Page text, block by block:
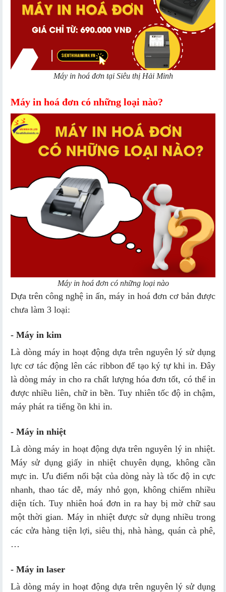
Máy in hoá đơn tại Siêu thị Hải Minh
Máy in hoá đơn có những loại nào?
Máy in hoá đơn có những loại nào
Dựa trên công nghệ in ấn, máy in hoá đơn cơ bản được
chưa làm 3 loại:
- Máy in kim
Là dòng máy in hoạt động dựa trên nguyên lý sử dụng
lực cơ tác động lên các ribbon để tạo ký tự khi in. Đây
là dòng máy in cho ra chất lượng hóa đơn tốt, có thể in
được nhiều liên, chữ in bền. Tuy nhiên tốc độ in chậm,
máy phát ra tiếng ồn khi in.
- Máy in nhiệt
Là dòng máy in hoạt động dựa trên nguyên lý in nhiệt.
Máy sử dụng giấy in nhiệt chuyên dụng, không cần
mực in. Ưu điểm nổi bật của dòng này là tốc độ in cực
nhanh, thao tác dễ, máy nhỏ gọn, không chiếm nhiều
diện tích. Tuy nhiên hoá đơn in ra hay bị mờ chữ sau
một thời gian. Máy in nhiệt được sử dụng nhiều trong
các cửa hàng tiện lợi, siêu thị, nhà hàng, quán cà phê,
…
- Máy in laser
Là dòng máy in hoạt động dựa trên nguyên lý sử dụng